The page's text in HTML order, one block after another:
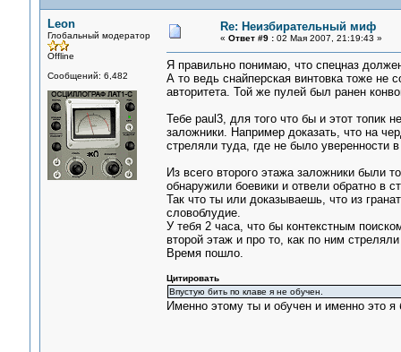
Leon
Глобальный модератор
Offline
Сообщений: 6,482
Re: Неизбирательный миф
« Ответ #9 :02 Мая 2007, 21:19:43 »
Я правильно понимаю, что спецназ
А то ведь снайперская винтовка тоже не
авторитета. Той же пулей был ранен
Тебе paul3, для того что бы и этот топик
заложники. Например доказать, что на
стреляли туда, где не было уверенности
Из всего второго этажа заложники были
обнаружили боевики и отвели обратно в
Так что ты или доказываешь, что из
словоблудие.
У тебя 2 часа, что бы контекстным
второй этаж и про то, как по ним
Время пошло.
Цитировать
Впустую бить по клаве я не обучен.
Именно этому ты и обучен и именно это я